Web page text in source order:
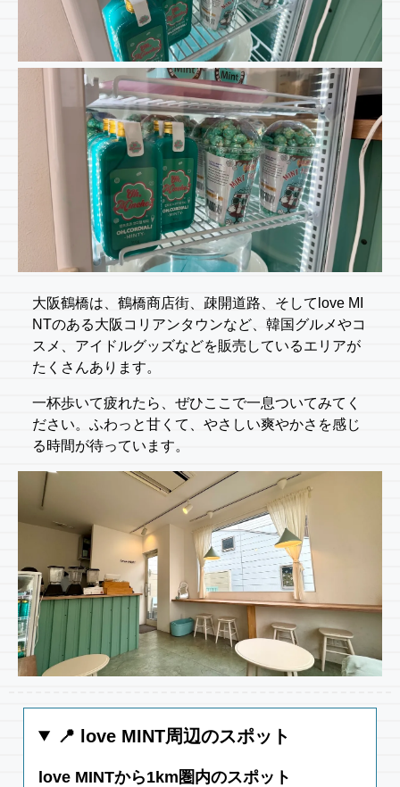
大阪鶴橋は、鶴橋商店街、疎開道路、そしてlove MI
NTのある大阪コリアンタウンなど、韓国グルメやコ
スメ、アイドルグッズなどを販売しているエリアが
たくさんあります。
一杯歩いて疲れたら、ぜひここで一息ついてみてく
ださい。ふわっと甘くて、やさしい爽やかさを感じ
る時間が待っています。
📍 love MINT周辺のスポット
love MINTから1km圏内のスポット